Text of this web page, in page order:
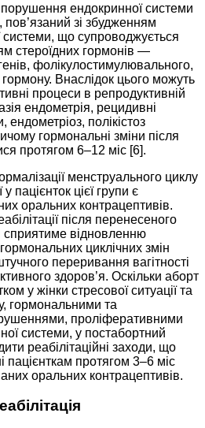
ендокринної системи
зі збудженням
системи, що супроводжується
стероїдних гормонів —
фолікулостимулювального,
Внаслідок цього можуть
процеси в репродуктивній
ендометрія, рецидивні
полікістоз
гормональні зміни після
протягом 6–12 міс [6].
менструального циклу
пацієнток цієї групи є
оральних контрацептивів.
після перенесеного
сприятиме відновленню
циклічних змін
переривання вагітності
здоров’я. Оскільки аборт
у жінки стресової ситуації та
гормональними та
проліферативними
системи, у постабортний
реабілітаційні заходи, що
пацієнткам протягом 3–6 міс
оральних контрацептивів.